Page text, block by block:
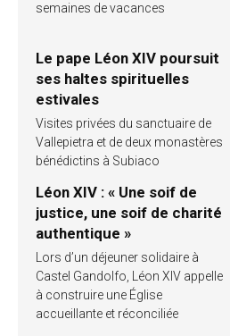
semaines de vacances
Le pape Léon XIV poursuit
ses haltes spirituelles
estivales
Visites privées du sanctuaire de
Vallepietra et de deux monastères
bénédictins à Subiaco
Léon XIV : « Une soif de
justice, une soif de charité
authentique »
Lors d’un déjeuner solidaire à
Castel Gandolfo, Léon XIV appelle
à construire une Église
accueillante et réconciliée